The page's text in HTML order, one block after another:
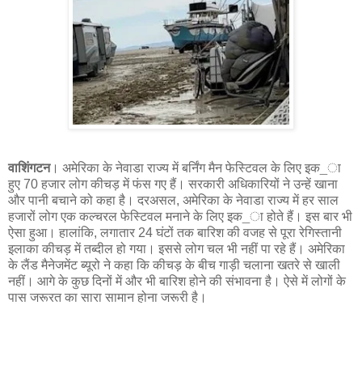
वाशिंगटन। अमेरिका के नेवाडा राज्य में बर्निंग मैन फेस्टिवल के लिए इक_ा
हुए 70 हजार लोग कीचड़ में फंस गए हैं। सरकारी अधिकारियों ने उन्हें खाना
और पानी बचाने को कहा है। दरअसल, अमेरिका के नेवाडा राज्य में हर साल
हजारों लोग एक कल्चरल फेस्टिवल मनाने के लिए इक_ा होते हैं। इस बार भी
ऐसा हुआ। हालांकि, लगातार 24 घंटों तक बारिश की वजह से पूरा रेगिस्तानी
इलाका कीचड़ में तब्दील हो गया। इससे लोग चल भी नहीं पा रहे हैं। अमेरिका
के लैंड मैनेजमेंट ब्यूरो ने कहा कि कीचड़ के बीच गाड़ी चलाना खतरे से खाली
नहीं। आगे के कुछ दिनों में और भी बारिश होने की संभावना है। ऐसे में लोगों के
पास जरूरत का सारा सामान होना जरूरी है।